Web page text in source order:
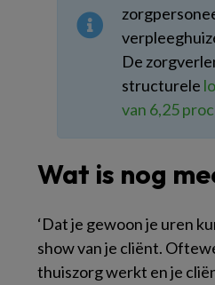
De
structurele
van 6,25
Wat is nog
‘Dat je gewoon je uren
show van je cliënt.
thuiszorg werkt en je